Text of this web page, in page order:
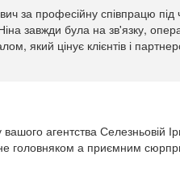
за професійну співпрацю
завжди була на зв'язку,
який цінує клієнтів і
агентства Селезньовій
головняком а приємним